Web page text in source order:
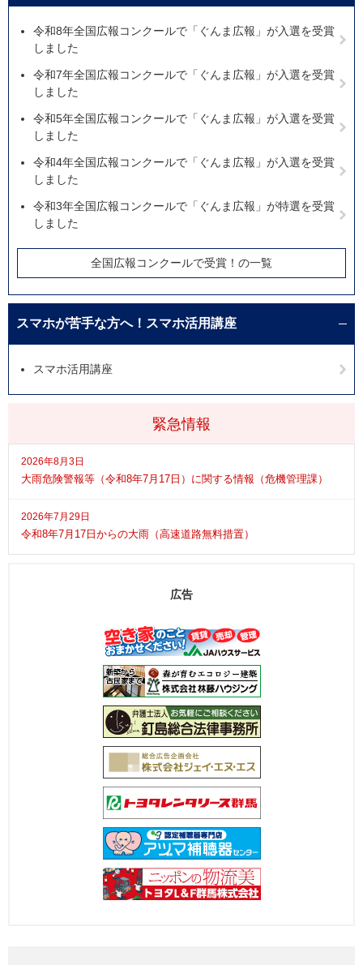
緊急情報
2026年8月3日
大雨危険警報等（令和8年7月17日）に関する情報（危機管理課）
2026年7月29日
令和8年7月17日からの大雨（高速道路無料措置）
令和8年全国広報コンクールで「ぐんま広報」が入選を受賞
しました
令和7年全国広報コンクールで「ぐんま広報」が入選を受賞
しました
令和5年全国広報コンクールで「ぐんま広報」が入選を受賞
しました
令和4年全国広報コンクールで「ぐんま広報」が入選を受賞
しました
令和3年全国広報コンクールで「ぐんま広報」が特選を受賞
しました
全国広報コンクールで受賞！の一覧
スマホが苦手な方へ！スマホ活用講座
スマホ活用講座
広告